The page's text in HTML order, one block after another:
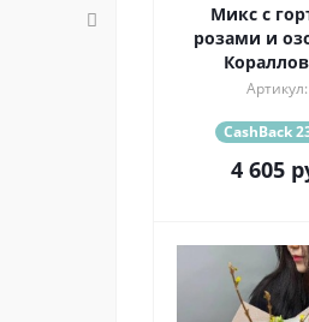
Микс с
розами и
CashBack
4 605